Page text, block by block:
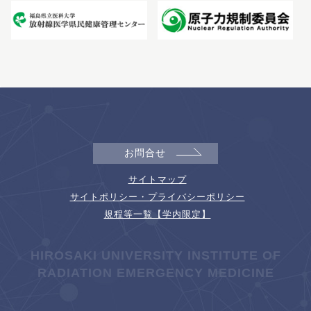
お問合せ
サイトマップ
サイトポリシー・プライバシーポリシー
規程等一覧【学内限定】
HIROSAKI UNIVERSITY INSTITUTE OF
RADIATION EMERGENCY MEDICINE